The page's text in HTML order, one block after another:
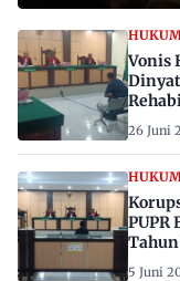
Vonis
26 Juni
PUPR
5 Juni